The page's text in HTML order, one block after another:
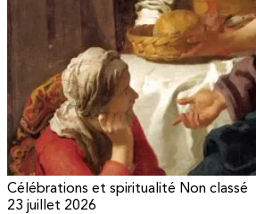
Célébrations et spiritualité Non classé
23 juillet 2026